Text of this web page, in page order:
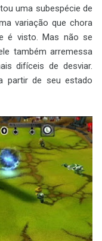
uma subespécie de
variação que chora
é visto. Mas não se
também arremessa
difíceis de desviar.
partir de seu estado